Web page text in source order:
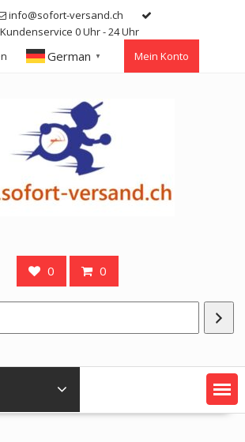
info@sofort-versand.ch
Kundenservice 0 Uhr - 24 Uhr
German ▼ Mein Konto
0 0